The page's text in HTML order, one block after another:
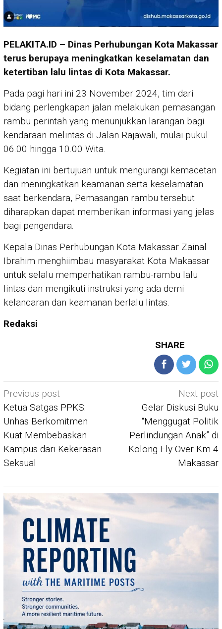
PELAKITA.ID – Dinas Perhubungan Kota Makassar
terus berupaya meningkatkan keselamatan dan
ketertiban lalu lintas di Kota Makassar.
Pada pagi hari ini 23 November 2024, tim dari
bidang perlengkapan jalan melakukan pemasangan
rambu perintah yang menunjukkan larangan bagi
kendaraan melintas di Jalan Rajawali, mulai pukul
06.00 hingga 10.00 Wita.
Kegiatan ini bertujuan untuk mengurangi kemacetan
dan meningkatkan keamanan serta keselamatan
saat berkendara, Pemasangan rambu tersebut
diharapkan dapat memberikan informasi yang jelas
bagi pengendara.
Kepala Dinas Perhubungan Kota Makassar Zainal
Ibrahim menghiimbau masyarakat Kota Makassar
untuk selalu memperhatikan rambu-rambu lalu
lintas dan mengikuti instruksi yang ada demi
kelancaran dan keamanan berlalu lintas.
Redaksi
SHARE
Post
navigation
Previous post
Ketua Satgas PPKS:
Unhas Berkomitmen
Kuat Membebaskan
Kampus dari Kekerasan
Seksual
Next post
Gelar Diskusi Buku
“Menggugat Politik
Perlindungan Anak” di
Kolong Fly Over Km 4
Makassar